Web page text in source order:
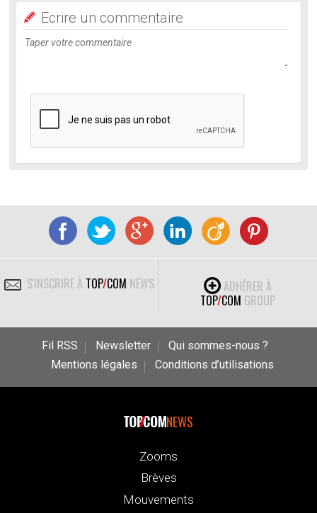
Ecrire un commentaire
S'INSCRIRE À TOP/COM NEWS
ADHÉRER À
TOP/COM GROUP
Fil RSS Newsletter
Qui sommes-nous ?
Mentions légales
Conditions d’utilisations
NEWS
Zooms
Brèves
Mouvements